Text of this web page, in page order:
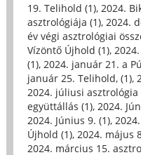
19. Telihold (1), 2024.
asztrológiája (1), 2024.
év végi asztrológiai
Vízöntő Újhold (1),
(1), 2024. január 21. a
január 25. Telihold, (1),
2024. júliusi asztrológia
együttállás (1), 2024.
2024. Június 9. (1),
Újhold (1), 2024. május
2024. március 15.